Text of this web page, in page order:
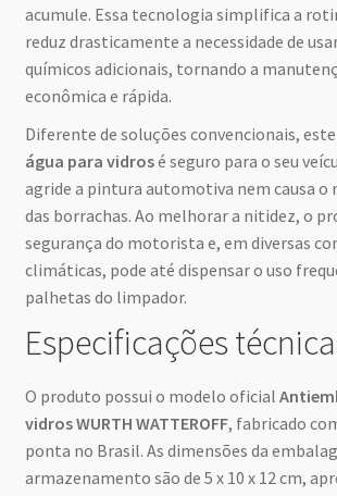
acumule. Essa tecnologia simplifica a
reduz drasticamente a necessidade de
químicos adicionais, tornando a
econômica e rápida.
Diferente de soluções convencionais, este
água para vidrosé seguro para o seu
agride a pintura automotiva nem causa o
das borrachas. Ao melhorar a nitidez, o
segurança do motorista e, em diversas
climáticas, pode até dispensar o uso
palhetas do limpador.
Especificações
O produto possui o modelo oficial
vidros WURTH WATTEROFF, fabricado
ponta no Brasil. As dimensões da
armazenamento são de 5 x 10 x 12 cm,